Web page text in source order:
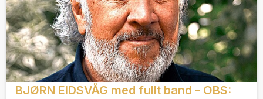
BJØRN EIDSVÅG med fullt band - OBS: